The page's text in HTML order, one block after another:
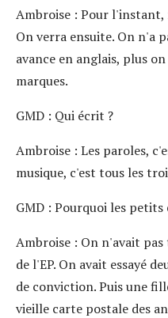
Ambroise : Pour l'instant,
On verra ensuite. On n'a
avance en anglais, plus
marques.
GMD : Qui écrit ?
Ambroise : Les paroles,
musique, c'est tous les
GMD : Pourquoi les petits
Ambroise : On n'avait
de l'EP. On avait essayé
de conviction. Puis une
vieille carte postale des